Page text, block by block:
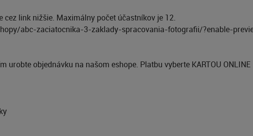
cez link nižšie. Maximálny počet účastníkov je 12.
abc-zaciatocnika-3-zaklady-spracovania-fotografii/?enable-
urobte objednávku na našom eshope. Platbu vyberte KARTOU ONLINE